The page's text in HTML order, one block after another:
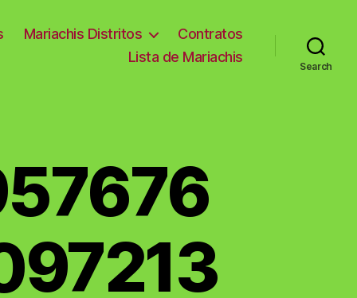
Mariachis Distritos
Contratos
Lista de Mariachis
Search